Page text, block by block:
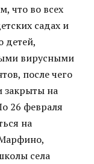
что во всех
садах и
детей,
вирусными
после чего
закрыты на
26 февраля
на
села